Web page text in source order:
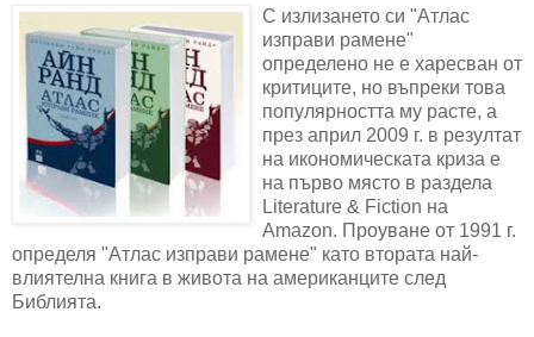
С излизането си "Атлас
изправи рамене"
определено не е харесван от
критиците, но въпреки това
популярността му расте, а
през април 2009 г. в резултат
на икономическата криза е
на първо място в раздела
Literature & Fiction на
Amazon. Проуване от 1991 г.
определя "Атлас изправи рамене" като втората най-
влиятелна книга в живота на американците след
Библията.